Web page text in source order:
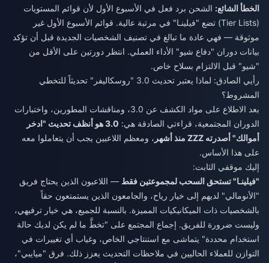
الخطأ الشائع: الشحن برد فعل في الأسبوع الأول لأن قوائم المستويات
(Tier Lists) تضع "فيلينـا" في مرتبة عالية. قوائم الأسبوع الأول غير
موثوقة — فهي عادة ما تبالغ في تصنيف الشخصيات الجديدة قبل أن تؤكد
بيانات دوران "دفاع شيو" الأداء العملي. انتظر دورتين على الأقل من
"شيو" قبل الالتزام بسلاح خاص.
رأيي الصادق: لماذا يعتبر تحديث 3.0 "روسكاليفر" تحديثاً للتخطي
المشروط؟
بعد الاطلاع على مواد الكشف عن 3.0، ومناقشات المطورين، واختبارات
الدوران المجتمعية، قراءتي الصادقة هي:
3.0 هو أنظف تحديث "ادخر
أموالك" أصدرته ZZZ منذ أشهر
، ومعظم اللاعبين يجب أن يتعاملوا معه
على هذا الأساس.
إليك موقفي الثابت:
"فيلينـا" تستحق السحب لمجموعتين فقط — اللاعبون الذين يحتاج فريق
"الأنومالي" لديهم إلى خيار رياح، والجامعون الذين يستمتعون حقاً
بالشخصيات ذات الميكانيكيات المميزة. بالنسبة للجميع، هي خيار ترفيهي،
وليست ضرورة للفريق. إجماع المجتمع على "تخطَّ ما لم يكن لديك حالة
استخدام محددة" يتماشى مع استنتاجي الخاص، وغياب أي تغييرات في
التوازن للعملاء الحاليين في ملاحظات التحديث يعزز ذلك. فرق "ميايبي"،